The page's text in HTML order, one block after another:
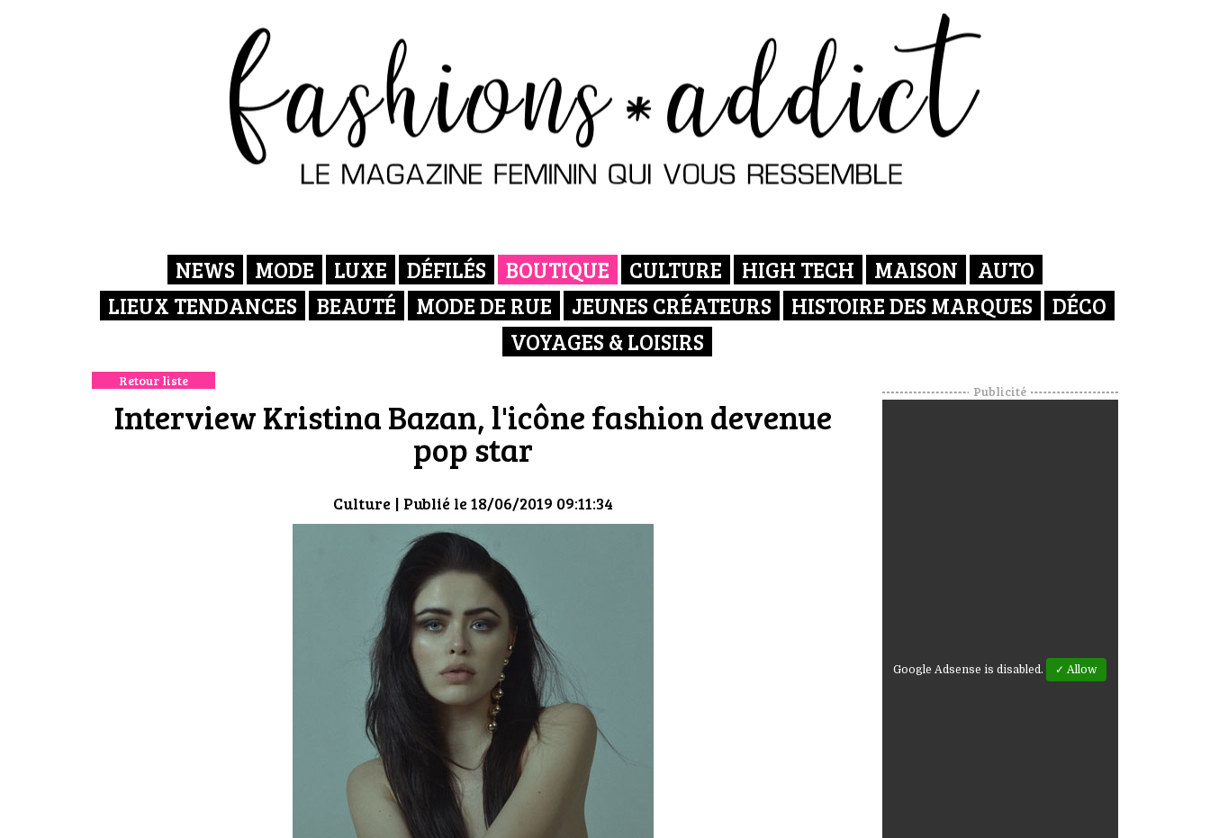
NEWS MODE LUXE DÉFILÉS BOUTIQUE CULTURE HIGH TECH MAISON
AUTO
LIEUX TENDANCES
BEAUTÉ MODE DE RUE JEUNES CRÉATEURS HISTOIRE DES MARQUES
DÉCO
VOYAGES & LOISIRS
Retour liste
Interview Kristina Bazan, l'icône fashion devenue
pop star
Culture | Publié le 18/06/2019 09:11:34
Publicité
Google Adsense is disabled. ✓ Allow